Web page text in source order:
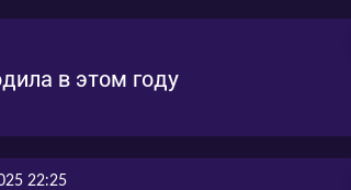
2025-03-10
2025-04-09
в этом году
22:25